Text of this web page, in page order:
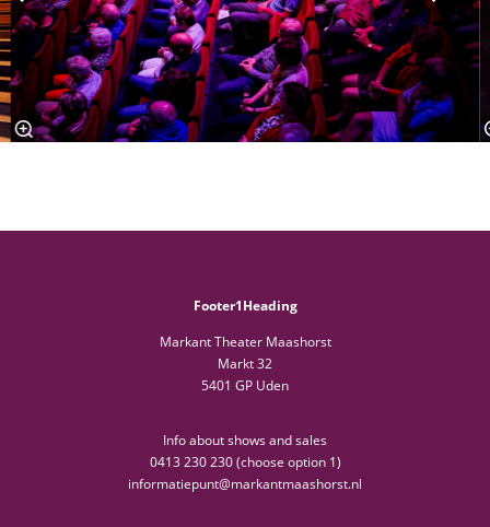
Footer1Heading
Markant Theater Maashorst
Markt 32
5401 GP Uden
Info about shows and sales
0413 230 230 (choose option 1)
informatiepunt@markantmaashorst.nl